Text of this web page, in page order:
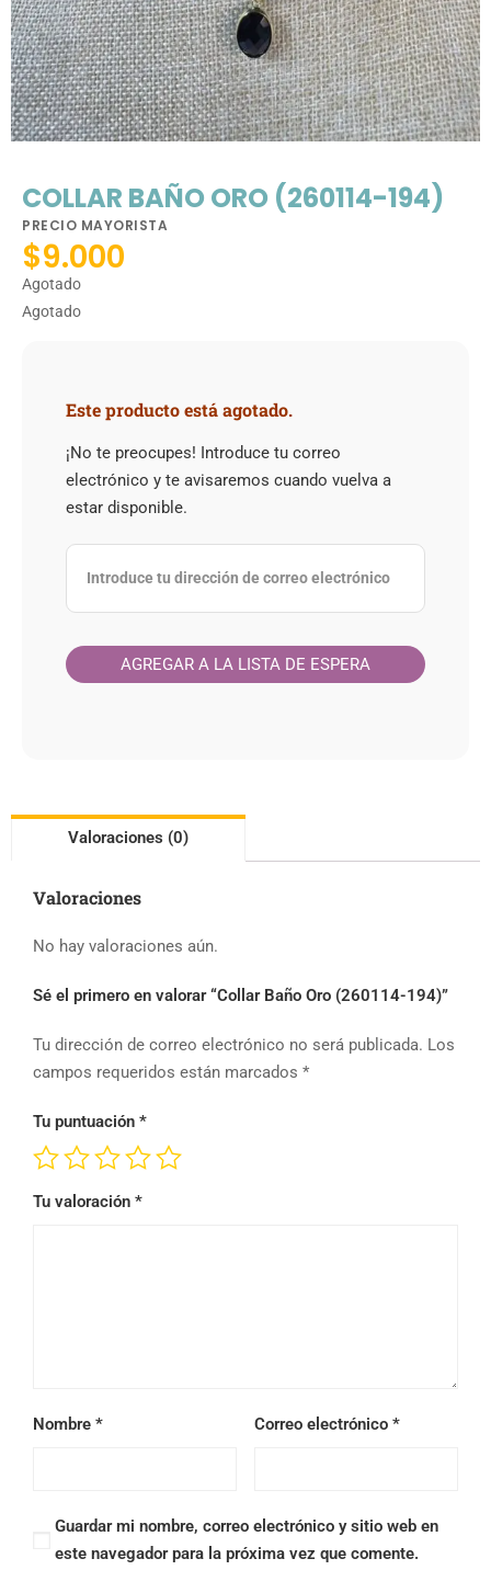
COLLAR BAÑO ORO (260114-194)
PRECIO MAYORISTA
$9.000
Agotado
Agotado
Este producto está agotado.
¡No te preocupes! Introduce tu correo
electrónico y te avisaremos cuando vuelva a
estar disponible.
Valoraciones (0)
Valoraciones
No hay valoraciones aún.
Sé el primero en valorar “Collar Baño Oro (260114-194)”
Tu dirección de correo electrónico no será publicada. Los
campos requeridos están marcados *
Tu puntuación *
Tu valoración *
Nombre * Correo electrónico *
Guardar mi nombre, correo electrónico y sitio web en
este navegador para la próxima vez que comente.